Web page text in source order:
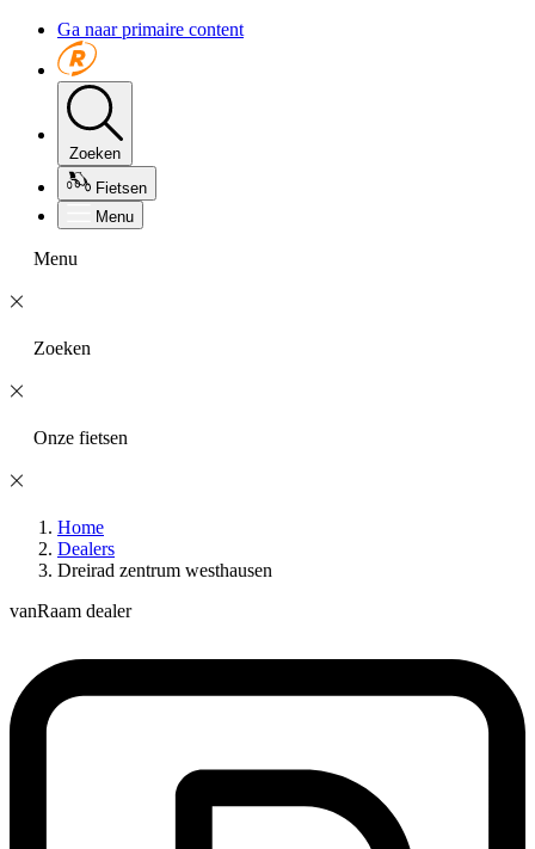
Ga naar primaire content
Zoeken
Fietsen
Menu
Menu
Zoeken
Onze fietsen
Home
Dealers
Dreirad zentrum westhausen
vanRaam dealer